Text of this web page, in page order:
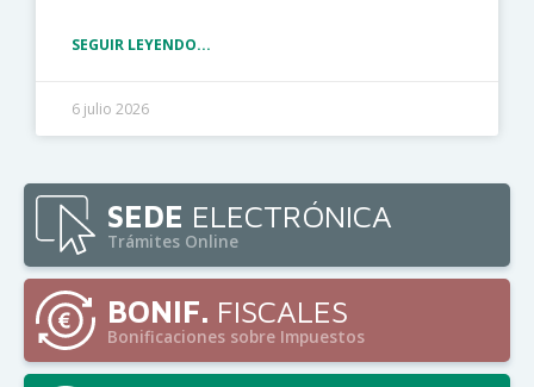
SEGUIR LEYENDO...
6 julio 2026
SEDE ELECTRÓNICA
Trámites Online
BONIF. FISCALES
Bonificaciones sobre Impuestos